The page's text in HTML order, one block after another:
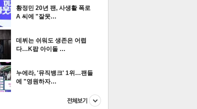
황정민 20년 팬, 사생활 폭로
A 씨에 "잘못…
데뷔는 쉬워도 생존은 어렵
다…K팝 아이돌 …
누에라, '뮤직뱅크' 1위…팬들
에 "영원하자…